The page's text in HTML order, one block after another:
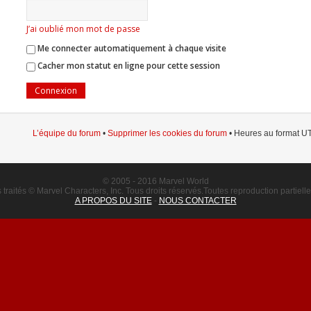
J’ai oublié mon mot de passe
Me connecter automatiquement à chaque visite
Cacher mon statut en ligne pour cette session
L’équipe du forum • Supprimer les cookies du forum • Heures au format
© 2005 - 2016 Marvel World
© Marvel Characters, Inc. Tous droits réservés.Toutes reproduction
A PROPOS DU SITE- NOUS CONTACTER